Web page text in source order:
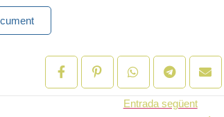
Entrada següent